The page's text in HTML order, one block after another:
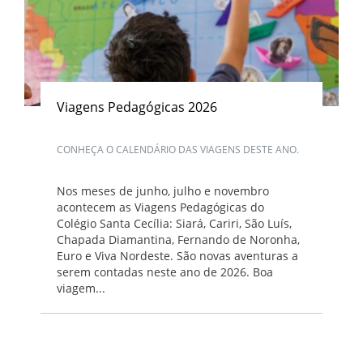
Viagens Pedagógicas 2026
CONHEÇA O CALENDÁRIO DAS VIAGENS DESTE ANO.
Nos meses de junho, julho e novembro
acontecem as Viagens Pedagógicas do
Colégio Santa Cecília: Siará, Cariri, São Luís,
Chapada Diamantina, Fernando de Noronha,
Euro e Viva Nordeste. São novas aventuras a
serem contadas neste ano de 2026. Boa
viagem...